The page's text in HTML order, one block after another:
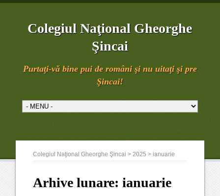
Colegiul Naţional Gheorghe
Şincai
Purtaţi-vă bine pui de români şi nu uitaţi şi pre
Şincai!
Colegiul Naţional Gheorghe Şincai >2025 >ianuarie
Arhive lunare:ianuarie